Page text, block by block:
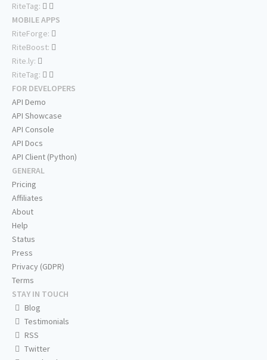
RiteTag:
MOBILE APPS
RiteForge:
RiteBoost:
Rite.ly:
RiteTag:
FOR DEVELOPERS
API Demo
API Showcase
API Console
API Docs
API Client (Python)
GENERAL
Pricing
Affiliates
About
Help
Status
Press
Privacy (GDPR)
Terms
STAY IN TOUCH
Blog
Testimonials
RSS
Twitter